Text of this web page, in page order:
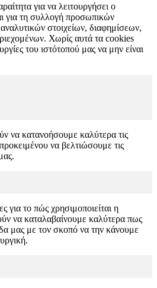
για να λειτουργήσει ο
για τη συλλογή προσωπικών
στοιχείων, διαφημίσεων,
Χωρίς αυτά τα cookies
του ιστότοπού μας να μην είναι
να κατανοήσουμε καλύτερα τις
να βελτιώσουμε τις
για το πώς χρησιμοποιείται η
να καταλαβαίνουμε καλύτερα πως
μας με τον σκοπό να την κάνουμε